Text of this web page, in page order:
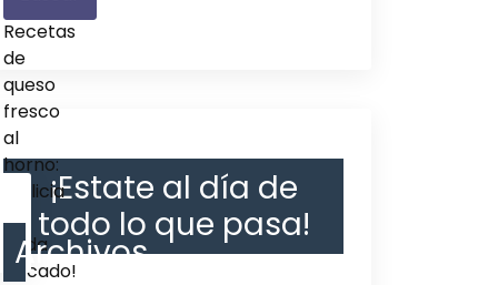
¡Estate al día de
todo lo que pasa!
Recetas
de
queso
fresco
al
horno:
¡delicia
en
cada
bocado!
Archivos